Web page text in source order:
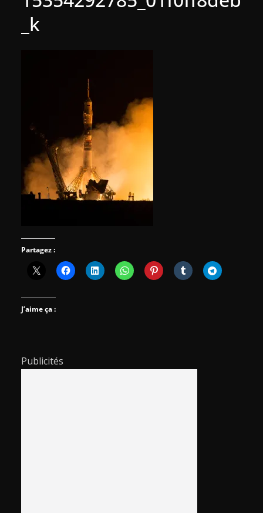
_k
Partagez :
J’aime ça :
Publicités